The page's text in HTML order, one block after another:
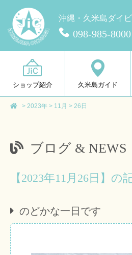
沖縄・久米島ダイ
098-985-8000
ショップ紹介 久米島ガイド
> 2023年 > 11月 > 26日
ブログ & NEWS
【2023年11月26日】の
のどかな一日です